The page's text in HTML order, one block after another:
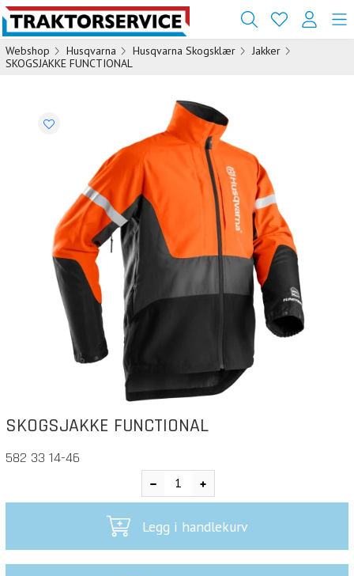
Webshop Husqvarna Husqvarna Skogsklær
Jakker
SKOGSJAKKE FUNCTIONAL
SKOGSJAKKE FUNCTIONAL
582 33 14-46
Legg i handlekurv